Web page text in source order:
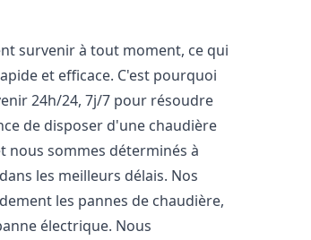
survenir à tout moment, ce qui
et efficace. C'est pourquoi
24h/24, 7j/7 pour résoudre
de disposer d'une chaudière
sommes déterminés à
dans les meilleurs délais. Nos
les pannes de chaudière,
électrique. Nous